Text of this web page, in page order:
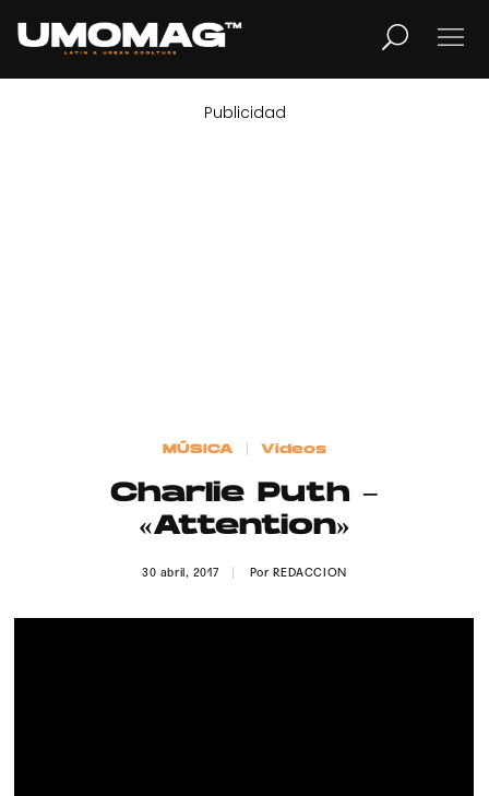
LIFESTYLE
Publicidad
MÚSICA Videos
Charlie Puth –
«Attention»
30 abril, 2017 Por REDACCION